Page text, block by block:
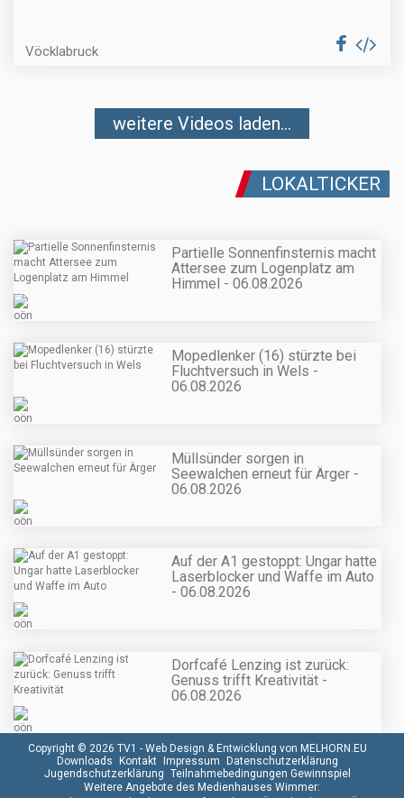
Vöcklabruck
weitere Videos laden...
LOKALTICKER
Partielle Sonnenfinsternis macht
Attersee zum Logenplatz am
Himmel - 06.08.2026
Mopedlenker (16) stürzte bei
Fluchtversuch in Wels -
06.08.2026
Müllsünder sorgen in
Seewalchen erneut für Ärger -
06.08.2026
Auf der A1 gestoppt: Ungar hatte
Laserblocker und Waffe im Auto
- 06.08.2026
Dorfcafé Lenzing ist zurück:
Genuss trifft Kreativität -
06.08.2026
Copyright © 2026 TV1 - Web Design & Entwicklung von MELHORN.EU
Downloads Kontakt Impressum Datenschutzerklärung
Jugendschutzerklärung Teilnahmebedingungen Gewinnspiel
Weitere Angebote des Medienhauses Wimmer: